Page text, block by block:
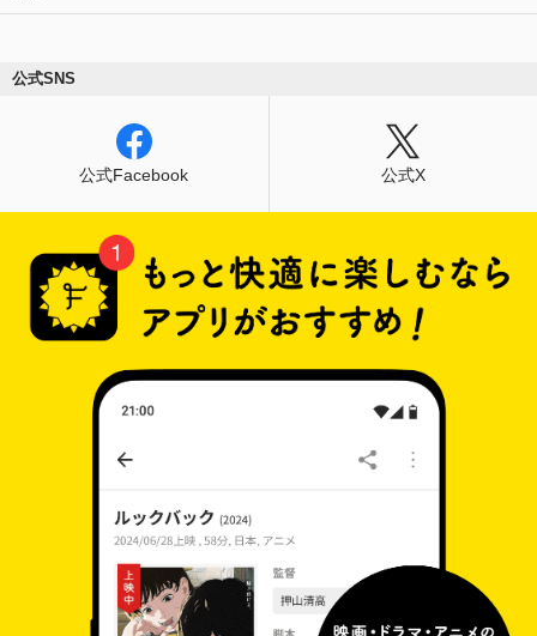
公式SNS
公式Facebook 公式X